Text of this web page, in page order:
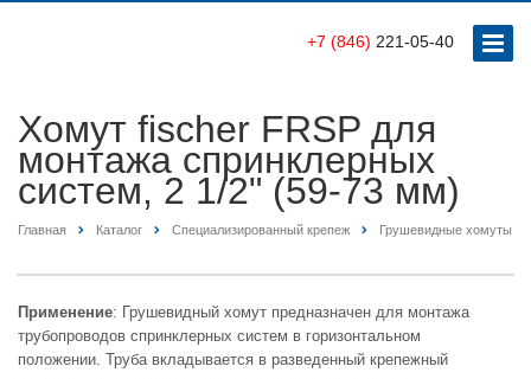
+7 (846) 221-05-40
Хомут fischer FRSP для
монтажа спринклерных
систем, 2 1/2" (59-73 мм)
Главная Каталог Специализированный крепеж Грушевидные хомуты
Применение: Грушевидный хомут предназначен для монтажа
трубопроводов спринклерных систем в горизонтальном
положении. Труба вкладывается в разведенный крепежный